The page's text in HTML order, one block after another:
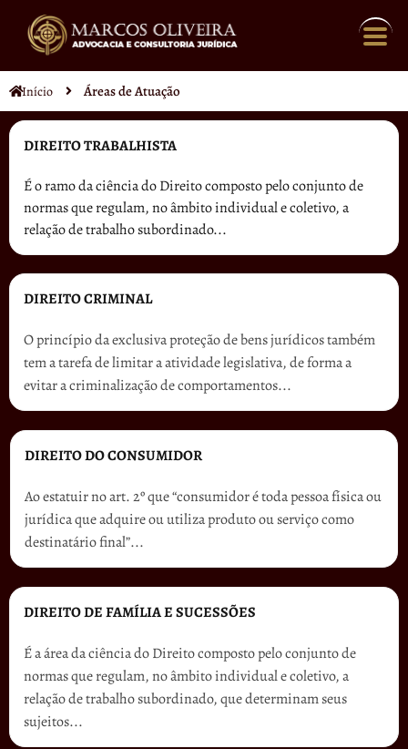
Início Áreas de Atuação
DIREITO TRABALHISTA
É o ramo da ciência do Direito composto pelo conjunto de
normas que regulam, no âmbito individual e coletivo, a
relação de trabalho subordinado...
DIREITO CRIMINAL
O princípio da exclusiva proteção de bens jurídicos também
tem a tarefa de limitar a atividade legislativa, de forma a
evitar a criminalização de comportamentos...
DIREITO DO CONSUMIDOR
Ao estatuir no art. 2º que “consumidor é toda pessoa física ou
jurídica que adquire ou utiliza produto ou serviço como
destinatário final”...
DIREITO DE FAMÍLIA E SUCESSÕES
É a área da ciência do Direito composto pelo conjunto de
normas que regulam, no âmbito individual e coletivo, a
relação de trabalho subordinado, que determinam seus
sujeitos...